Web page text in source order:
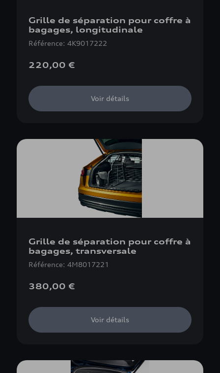
Grille de séparation pour coffre à
bagages, longitudinale
Référence: 4K9017222
220,00 €
Voir détails
Grille de séparation pour coffre à
bagages, transversale
Référence: 4M8017221
380,00 €
Voir détails